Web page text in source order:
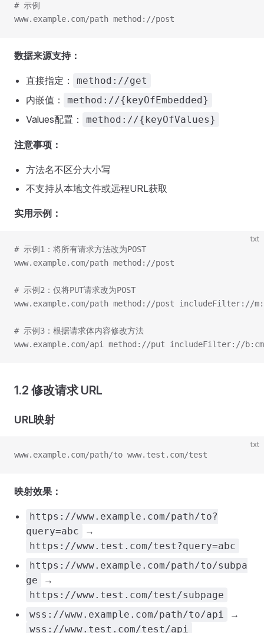
# 示例
www.example.com/path method://post
数据来源支持：
直接指定： method://get
内嵌值： method://{keyOfEmbedded}
Values配置： method://{keyOfValues}
注意事项：
方法名不区分大小写
不支持从本地文件或远程URL获取
实用示例：
txt
# 示例1：将所有请求方法改为POST
www.example.com/path method://post
# 示例2：仅将PUT请求改为POST
www.example.com/path method://post includeFilter://
# 示例3：根据请求体内容修改方法
www.example.com/api method://put includeFilter://
1.2 修改请求 URL
URL映射
txt
www.example.com/path/to www.test.com/test
映射效果：
https://www.example.com/path/to?
query=abc
→
https://www.test.com/test?query=abc
https://www.example.com/path/to/subpa
ge
→
https://www.test.com/test/subpage
wss://www.example.com/path/to/api
→
wss://www.test.com/test/api